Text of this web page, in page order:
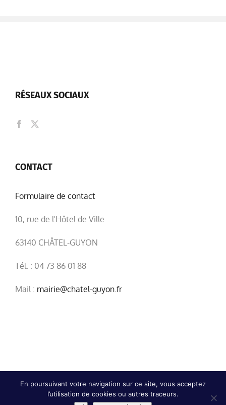
RÉSEAUX SOCIAUX
CONTACT
Formulaire de contact
10, rue de l'Hôtel de Ville
63140 CHÂTEL-GUYON
Tél. : 04 73 86 01 88
Mail : mairie@chatel-guyon.fr
En poursuivant votre navigation sur ce site, vous acceptez
l’utilisation de cookies ou autres traceurs.